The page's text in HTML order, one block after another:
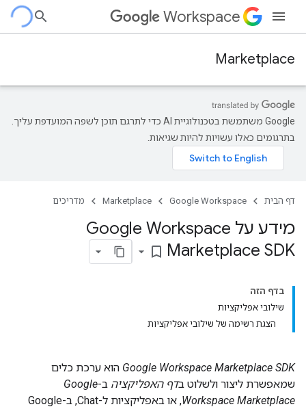
Workspace
Marketplace
‫Google משתמשת בטכנולוגיית AI כדי לתרגם תוכן לשפה המועדפת עליך.
בתרגומים כאלו עשויות להיות שגיאות.
דף הבית Google Workspace
Marketplace מדריכים
מידע על Google Workspace
Marketplace SDK
bookmark_border
בדף הזה
שילובי אפליקציות
הצגת רשימה של שילובי אפליקציות
Google Workspace Marketplace SDK הוא ערכת כלים
שמאפשרת ליצור ולשלוט בדף האפליקציה ב-Google
Workspace Marketplace
, או באפליקציות ל-Chat, ב-Google